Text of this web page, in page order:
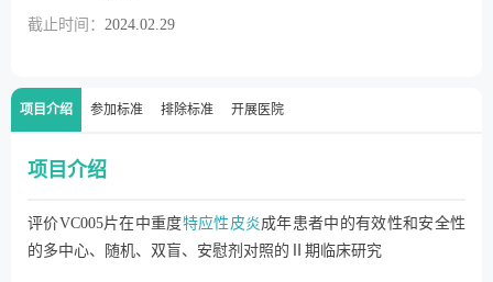
截止时间： 2024.02.29
项目介绍 参加标准 排除标准 开展医院
项目介绍
评价VC005片在中重度特应性皮炎成年患者中的有效性和安全性
的多中心、随机、双盲、安慰剂对照的Ⅱ期临床研究